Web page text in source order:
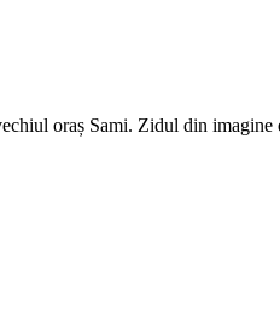
oraș Sami. Zidul din imagine